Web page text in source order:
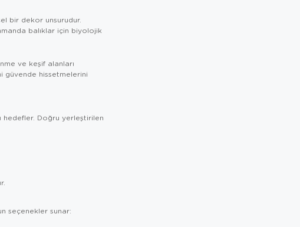
bir dekor unsurudur.
balıklar için biyolojik
ve keşif alanları
güvende hissetmelerini
hedefler. Doğru yerleştirilen
seçenekler sunar: